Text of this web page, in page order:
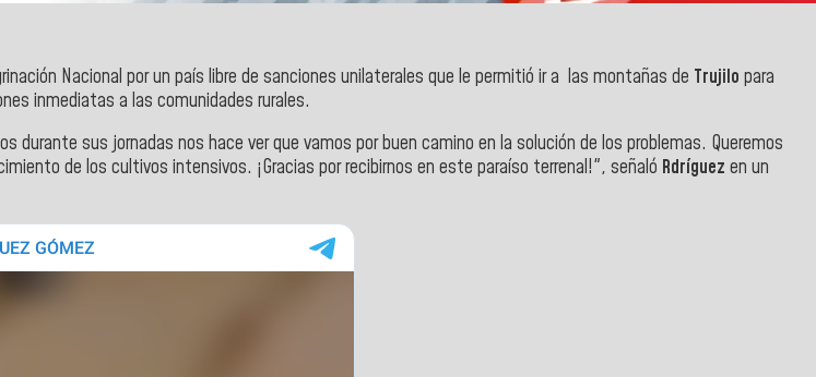
Nacional por un país libre de sanciones unilaterales que le permitió ir a las montañas de Trujilo para
inmediatas a las comunidades rurales.
durante sus jornadas nos hace ver que vamos por buen camino en la solución de los problemas. Queremos
de los cultivos intensivos. ¡Gracias por recibirnos en este paraíso terrenal!", señaló Rdríguez en un